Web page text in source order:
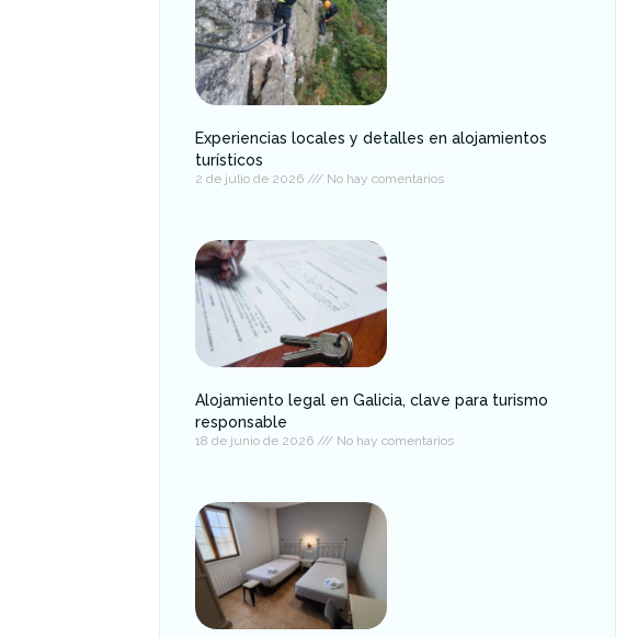
Experiencias locales y detalles en alojamientos
turísticos
2 de julio de 2026 No hay comentarios
Alojamiento legal en Galicia, clave para turismo
responsable
18 de junio de 2026 No hay comentarios